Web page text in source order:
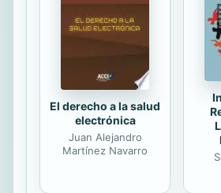
El derecho a la salud
electrónica
Juan Alejandro
Martínez Navarro